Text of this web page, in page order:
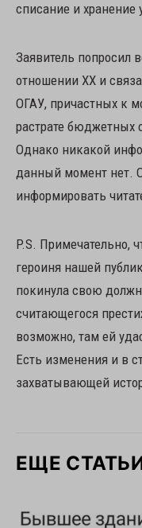
списание и хранение
Заявитель попросил
отношении ХХ и
ОГАУ, причастных к
растрате бюджетных
Однако никакой
данный момент нет.
информировать
P.S. Примечательно,
героиня нашей
покинула свою
считающегося
возможно, там ей
Есть изменения и в
захватывающей
ЕЩЕ